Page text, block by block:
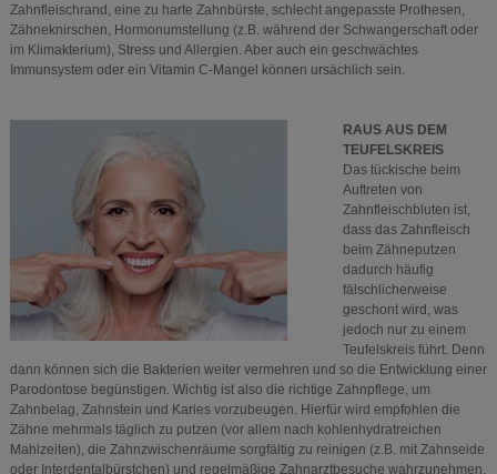
Zahnfleischrand, eine zu harte Zahnbürste, schlecht angepasste Prothesen,
Zähneknirschen, Hormonumstellung (z.B. während der Schwangerschaft oder
im Klimakterium), Stress und Allergien. Aber auch ein geschwächtes
Immunsystem oder ein Vitamin C-Mangel können ursächlich sein.
RAUS AUS DEM
TEUFELSKREIS
Das tückische beim
Auftreten von
Zahnfleischbluten ist,
dass das Zahnfleisch
beim Zähneputzen
dadurch häufig
fälschlicherweise
geschont wird, was
jedoch nur zu einem
Teufelskreis führt. Denn
dann können sich die Bakterien weiter vermehren und so die Entwicklung einer
Parodontose begünstigen. Wichtig ist also die richtige Zahnpflege, um
Zahnbelag, Zahnstein und Karies vorzubeugen. Hierfür wird empfohlen die
Zähne mehrmals täglich zu putzen (vor allem nach kohlenhydratreichen
Mahlzeiten), die Zahnzwischenräume sorgfältig zu reinigen (z.B. mit Zahnseide
oder Interdentalbürstchen) und regelmäßige Zahnarztbesuche wahrzunehmen.